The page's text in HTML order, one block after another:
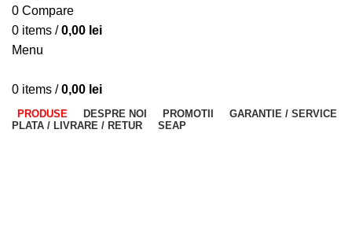
0 Compare
0 items / 0,00 lei
Menu
0 items / 0,00 lei
PRODUSE DESPRE NOI PROMOTII
GARANTIE / SERVICE
PLATA / LIVRARE / RETUR
SEAP